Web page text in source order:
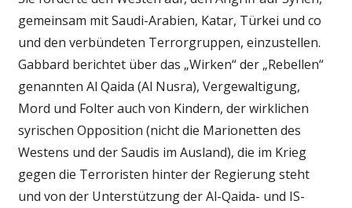
gemeinsam mit Saudi-Arabien, Katar, Türkei und co
und den verbündeten Terrorgruppen, einzustellen.
Gabbard berichtet über das „Wirken“ der „Rebellen“
genannten Al Qaida (Al Nusra), Vergewaltigung,
Mord und Folter auch von Kindern, der wirklichen
syrischen Opposition (nicht die Marionetten des
Westens und der Saudis im Ausland), die im Krieg
gegen die Terroristen hinter der Regierung steht
und von der Unterstützung der Al-Qaida- und IS-